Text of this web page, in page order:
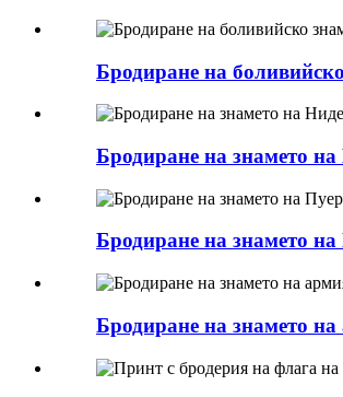
Бродиране на
Бродиране на знамето
Бродиране на знамето
Бродиране на знамето